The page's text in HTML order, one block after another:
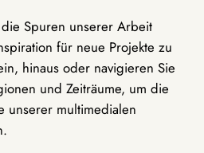
Spuren unserer Arbeit
für neue Projekte zu
hinaus oder navigieren Sie
und Zeiträume, um die
unserer multimedialen